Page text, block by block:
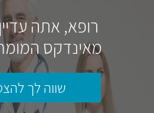
רופא, אתה
מאינדקס
שווה לך